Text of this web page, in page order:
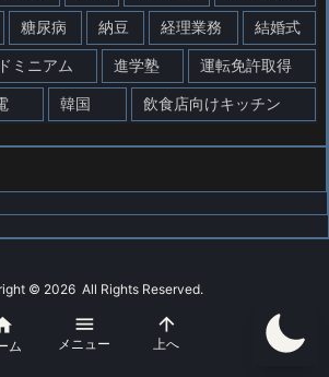
糖尿病 納豆 経理業務 結婚式
ミニアム 進学塾 運転免許取得
韓国 飲食店向けキッチン
© 2026 All Rights Reserved.
Theme is provided by "Thought is free
ム

メニュー

上へ